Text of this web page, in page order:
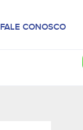
FALE CONOSCO